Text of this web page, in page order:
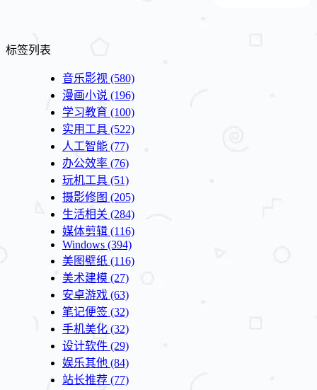
标签列表
音乐影视 (580)
漫画小说 (196)
学习教育 (100)
实用工具 (522)
人工智能 (77)
办公效率 (76)
玩机工具 (51)
摄影修图 (205)
生活相关 (284)
媒体剪辑 (116)
Windows (394)
美图壁纸 (116)
美术建模 (27)
安卓游戏 (63)
笔记便签 (32)
手机美化 (32)
设计软件 (29)
娱乐其他 (84)
站长推荐 (77)